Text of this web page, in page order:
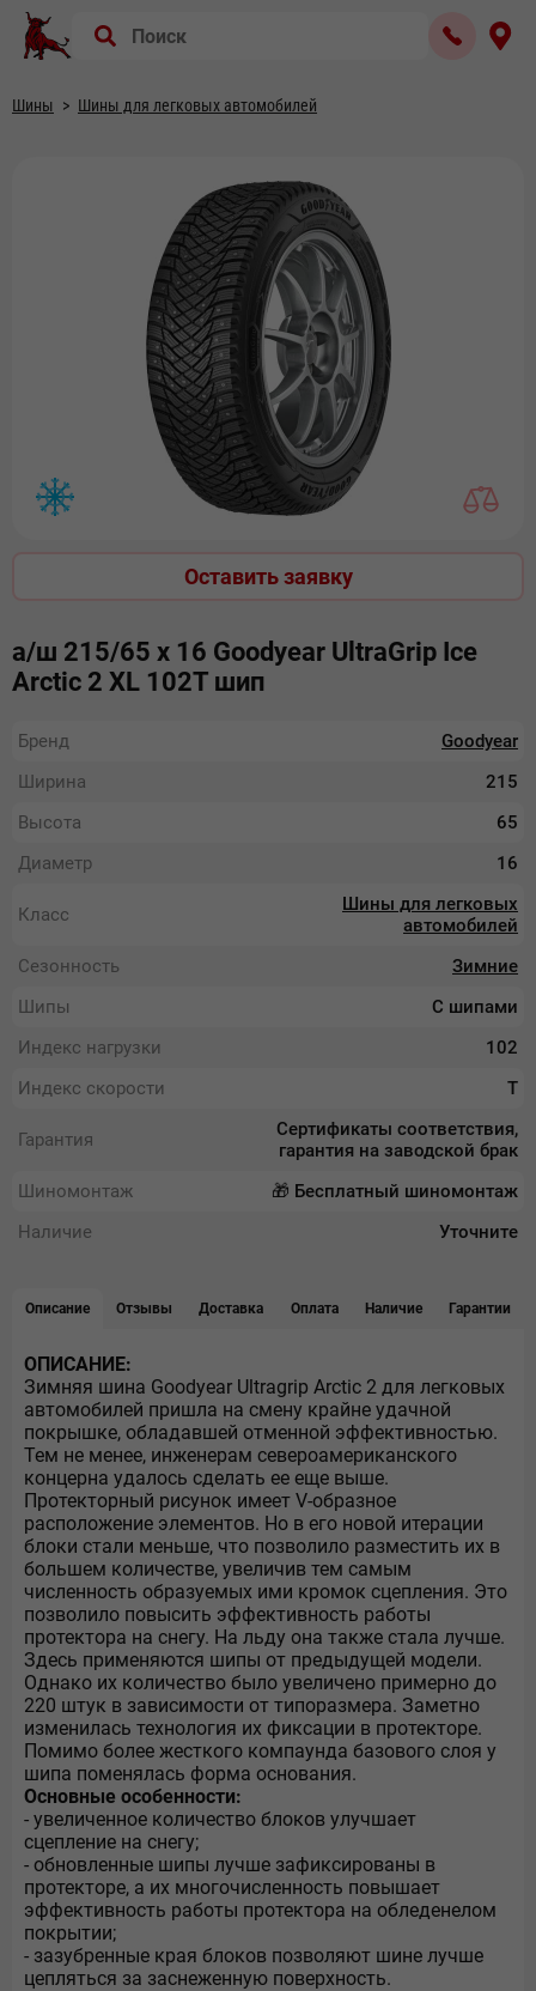
Шины Шины для легковых автомобилей
Оставить заявку
а/ш 215/65 х 16 Goodyear UltraGrip Ice
Arctic 2 XL 102T шип
Бренд
Goodyear
Ширина
215
Высота
65
Диаметр
16
Класс
Шины для легковых
автомобилей
Сезонность
Зимние
Шипы
С шипами
Индекс нагрузки
102
Индекс скорости
T
Гарантия
Сертификаты соответствия,
гарантия на заводской брак
Шиномонтаж
🎁 Бесплатный шиномонтаж
Наличие
Уточните
Описание Отзывы Доставка Оплата Наличие Гарантии
ОПИСАНИЕ:
Зимняя шина Goodyear Ultragrip Arctic 2 для легковых
автомобилей пришла на смену крайне удачной
покрышке, обладавшей отменной эффективностью.
Тем не менее, инженерам североамериканского
концерна удалось сделать ее еще выше.
Протекторный рисунок имеет V-образное
расположение элементов. Но в его новой итерации
блоки стали меньше, что позволило разместить их в
большем количестве, увеличив тем самым
численность образуемых ими кромок сцепления. Это
позволило повысить эффективность работы
протектора на снегу. На льду она также стала лучше.
Здесь применяются шипы от предыдущей модели.
Однако их количество было увеличено примерно до
220 штук в зависимости от типоразмера. Заметно
изменилась технология их фиксации в протекторе.
Помимо более жесткого компаунда базового слоя у
шипа поменялась форма основания.
Основные особенности:
- увеличенное количество блоков улучшает
сцепление на снегу;
- обновленные шипы лучше зафиксированы в
протекторе, а их многочисленность повышает
эффективность работы протектора на обледенелом
покрытии;
- зазубренные края блоков позволяют шине лучше
цепляться за заснеженную поверхность.